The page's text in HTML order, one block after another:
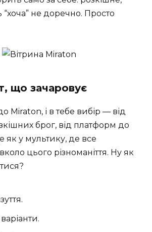
“хоча” не доречно. Просто
що зачаровує
Miraton, і в тебе вибір — від
брог, від платформ до
як у мультику, де все
цього різноманіття. Ну як